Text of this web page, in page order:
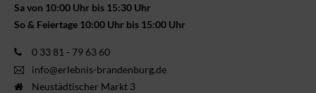
Sa von 10:00 Uhr bis 15:30 Uhr
So & Feiertage 10:00 Uhr bis 15:00 Uhr
0 33 81 - 79 63 60
info@erlebnis-brandenburg.de
Neustädtischer Markt 3